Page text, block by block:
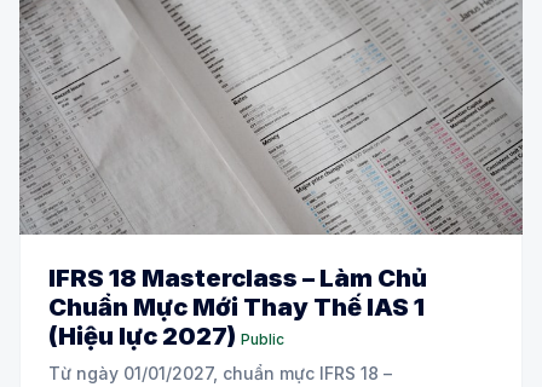
IFRS 18 Masterclass – Làm Chủ
Chuẩn Mực Mới Thay Thế IAS 1
(Hiệu lực 2027) Public
Từ ngày 01/01/2027, chuẩn mực IFRS 18 –